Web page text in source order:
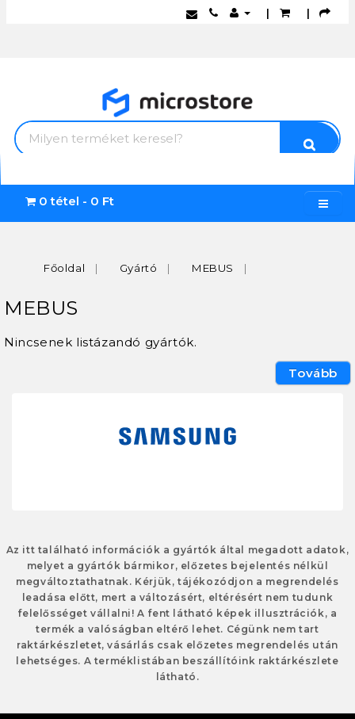
| |
0 tétel - 0 Ft
Főoldal Gyártó MEBUS
MEBUS
Nincsenek listázandó gyártók.
Tovább
Az itt található információk a gyártók által megadott adatok,
melyet a gyártók bármikor, előzetes bejelentés nélkül
megváltoztathatnak. Kérjük, tájékozódjon a megrendelés
leadása előtt, mert a változásért, eltérésért nem tudunk
felelősséget vállalni! A fent látható képek illusztrációk, a
termék a valóságban eltérő lehet. Cégünk nem tart
raktárkészletet, vásárlás csak előzetes megrendelés után
lehetséges. A terméklistában beszállítóink raktárkészlete
látható.